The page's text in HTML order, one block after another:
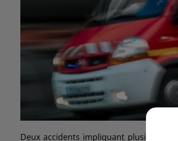
Deux accidents impliquant plusieurs